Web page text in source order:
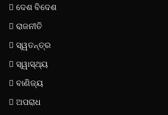
ଦେଶ ବିଦେଶ
ରାଜନୀତି
ସ୍ୱତନ୍ତ୍ର
ସ୍ୱାସ୍ଥ୍ୟ
ବାଣିଜ୍ୟ
ଅପରାଧ